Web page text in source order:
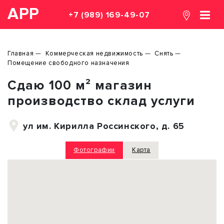
АРР +7 (989) 169-49-07
Главная Коммерческая недвижимость
Снять
Помещение свободного назначения
Сдаю 100 м² магазин
производство склад услуги
ул им. Кирилла Россинского, д. 65
Фотографии Карта